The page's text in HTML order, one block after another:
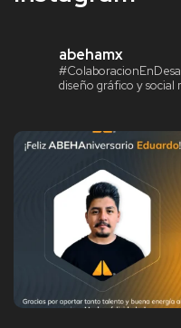
abehamx
diseño gráfico y social